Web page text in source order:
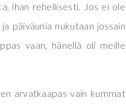
ihan rehellisesti. Jos ei ole
päiväunia nukutaan jossain
vaan, hänellä oli meille
arvatkaapas vain kummat